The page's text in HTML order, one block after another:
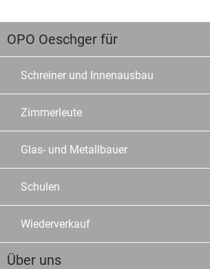
OPO Oeschger für
Schreiner und Innenausbau
Zimmerleute
Glas- und Metallbauer
Schulen
Wiederverkauf
Über uns